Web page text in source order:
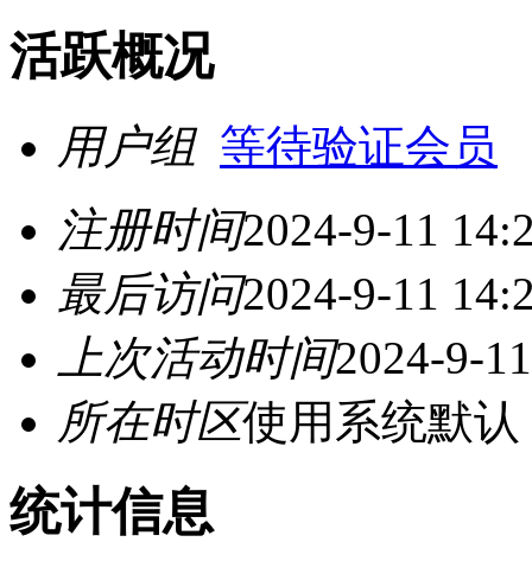
活跃概况
用户组 等待验证会员
注册时间2024-9-11
最后访问2024-9-11
上次活动时间2024-9-
所在时区使用系统默认
统计信息